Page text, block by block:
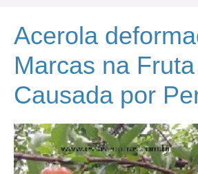
Acerola
Marcas na Fruta
Causada por